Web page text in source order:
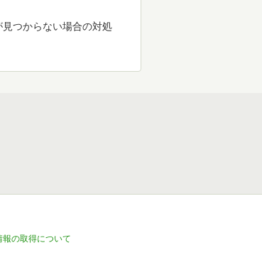
つからない場合の対処
の取得について